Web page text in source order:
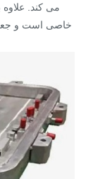
می کند. علاوه
خاصی است و